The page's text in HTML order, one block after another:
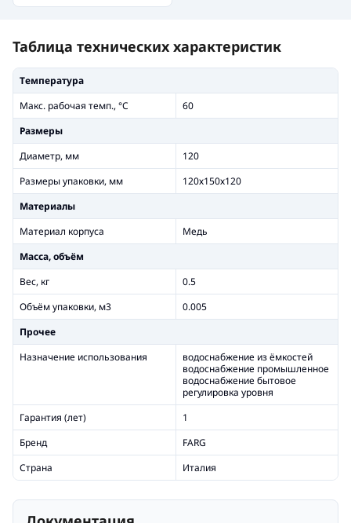
Таблица технических характеристик
Температура
Макс. рабочая темп., °С
60
Размеры
Диаметр, мм
120
Размеры упаковки, мм
120х150х120
Материалы
Материал корпуса
Медь
Масса, объём
Вес, кг
0.5
Объём упаковки, м3
0.005
Прочее
Назначение использования
водоснабжение из ёмкостей
водоснабжение промышленное
водоснабжение бытовое
регулировка уровня
Гарантия (лет)
1
Бренд
FARG
Страна
Италия